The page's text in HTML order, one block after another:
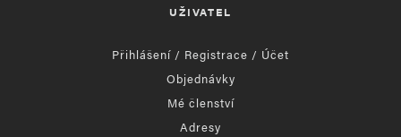
UŽIVATEL
Přihlášení / Registrace / Účet
Objednávky
Mé členství
Adresy